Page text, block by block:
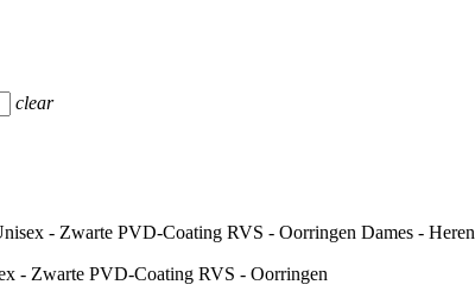
clear
- Zwarte PVD-Coating RVS - Oorringen Dames - Heren